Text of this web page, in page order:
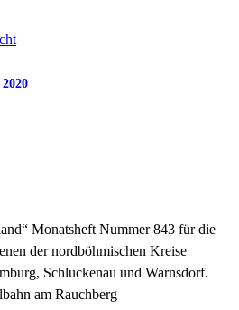
Monatsheft Nummer 843 für die
der nordböhmischen Kreise
Schluckenau und Warnsdorf.
am Rauchberg